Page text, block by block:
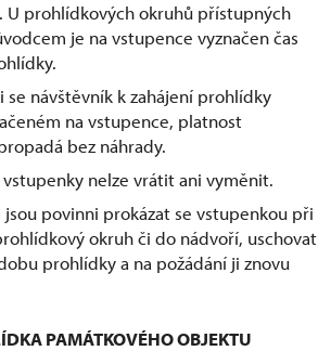
U prohlídkových okruhů přístupných
je na vstupence vyznačen čas
se návštěvník k zahájení prohlídky
na vstupence, platnost
bez náhrady.
nelze vrátit ani vyměnit.
jsou povinni prokázat se vstupenkou při
okruh či do nádvoří, uschovat
prohlídky a na požádání ji znovu
PAMÁTKOVÉHO OBJEKTU